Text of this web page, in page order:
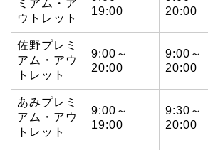
ミアム・ア
ウトレット
19:00
20:00
佐野プレミ
アム・アウ
トレット
9:00～
20:00
9:00～
20:00
あみプレミ
アム・アウ
トレット
9:00～
19:00
9:30～
20:00